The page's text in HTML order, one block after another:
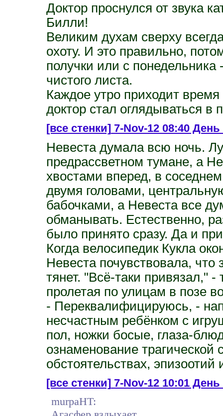
Доктор проснулся от звука
Билли!
Великим духам сверху
охоту. И это правильно,
получки или с
чистого листа.
Каждое утро приходит
доктор стал оглядываться в
[все стенки]7-Nov-12 08:40
Невеста думала всю ночь.
предрассветном тумане, а
хвостами вперед, в
двумя головами,
бабочками, а Невеста все
обманывать. Естественно,
было принято сразу. Да и
Когда велосипедик Кукла
Невеста почувствовала, что
тянет. "Всё-таки привязал,"
пролетая по улицам в позе
- Переквалифицируюсь, -
несчастным ребёнком с
пол, ножки босые, глаза-
ознаменование
обстоятельствах,
[все стенки]7-Nov-12 10:01 День
murpaHT: